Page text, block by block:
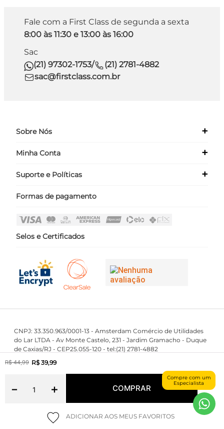
Compre com um
Especialista
R$ 44,99 R$ 39,99
＋
－ COMPRAR
Fale com a First Class de segunda a sexta
8:00 às 11:30 e 13:00 às 16:00
Sac
(21) 97302-1753/
(21) 2781-4882
sac@firstclass.com.br
Sobre Nós +
Quem Somos
Minha Conta +
Meus Dados
Suporte e Políticas +
Políticas
Fale Conosco
Formas de pagamento
Selos e Certificados
CNPJ: 33.350.963/0001-13 - Amsterdam Comércio de Utilidades
do Lar LTDA - Av Monte Castelo, 231 - Jardim Gramacho - Duque
de Caxias/RJ - CEP25.055-120 - tel:(21) 2781-4882
First Class © 2016 - 2023 - Todos os direitos reservados.
Maintained by
Powered by